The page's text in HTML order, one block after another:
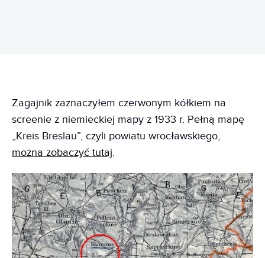
Zagajnik zaznaczyłem czerwonym kółkiem na
screenie z niemieckiej mapy z 1933 r. Pełną mapę
„Kreis Breslau”, czyli powiatu wrocławskiego,
można zobaczyć tutaj.